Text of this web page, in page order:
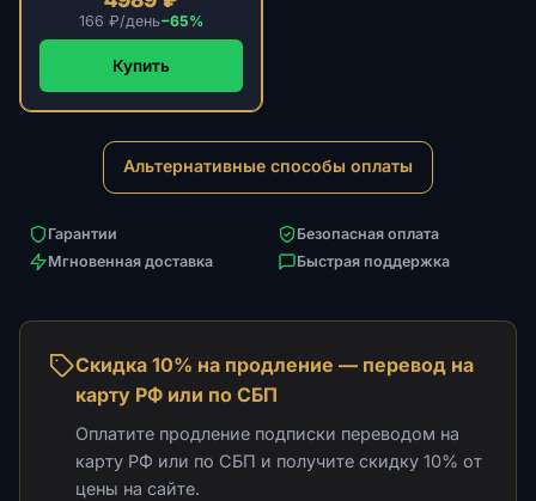
166 ₽/день−65%
Купить
Альтернативные способы оплаты
Гарантии
Безопасная оплата
Мгновенная доставка
Быстрая поддержка
Скидка 10% на продление — перевод на
карту РФ или по СБП
Оплатите продление подписки переводом на
карту РФ или по СБП и получите скидку 10% от
цены на сайте.